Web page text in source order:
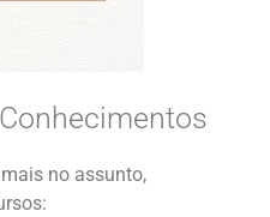
no assunto,